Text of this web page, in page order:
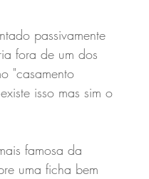
passivamente
fora de um dos
"casamento
isso mas sim o
famosa da
uma ficha bem